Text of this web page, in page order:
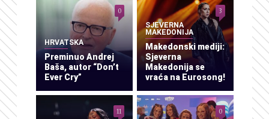
HRVATSKA
Preminuo Andrej
Baša, autor “Don’t
Ever Cry”
0
SJEVERNA
MAKEDONIJA
Makedonski mediji:
Sjeverna
Makedonija se
vraća na Eurosong!
3
11 0